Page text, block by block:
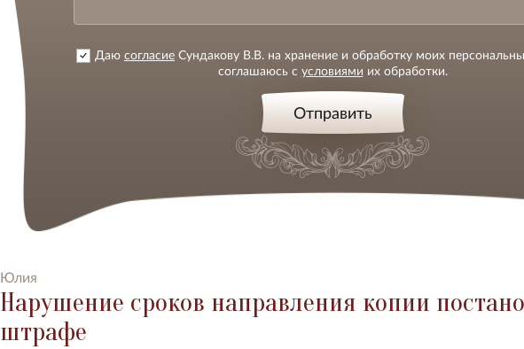
Даю согласие Сундакову В.В. на хранение и обработку моих
соглашаюсь с условиями их обработки.
Отправить
Юлия
Нарушение сроков направления копии
штрафе